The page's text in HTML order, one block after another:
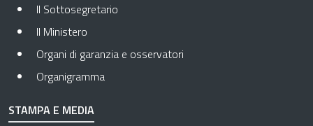
Il Sottosegretario
Il Ministero
Organi di garanzia e osservatori
Organigramma
STAMPA E MEDIA